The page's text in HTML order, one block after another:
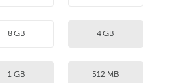
8 GB 4 GB
1 GB 512 MB